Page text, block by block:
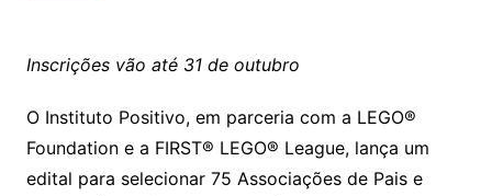
Inscrições vão até 31 de outubro
O Instituto Positivo, em parceria com a LEGO®
Foundation e a FIRST® LEGO® League, lança um
edital para selecionar 75 Associações de Pais e